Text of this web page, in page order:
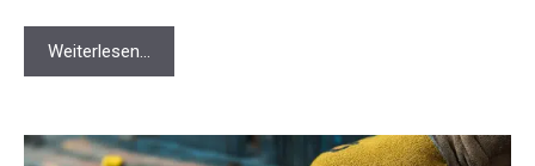
Weiterlesen…